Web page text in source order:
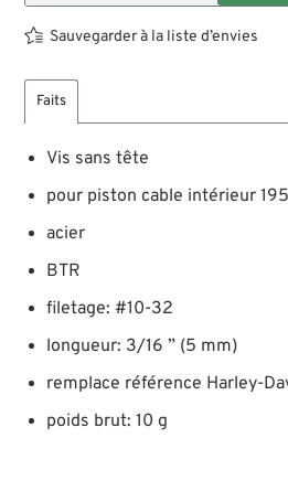
Sauvegarder à la liste d’envies
Faits
Vis sans tête
pour piston cable intérieur
acier
BTR
filetage: #10-32
longueur: 3/16 ” (5 mm)
remplace référence Harley-
poids brut: 10 g